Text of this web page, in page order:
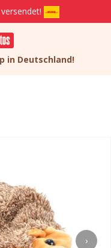
in Deutschland!
›